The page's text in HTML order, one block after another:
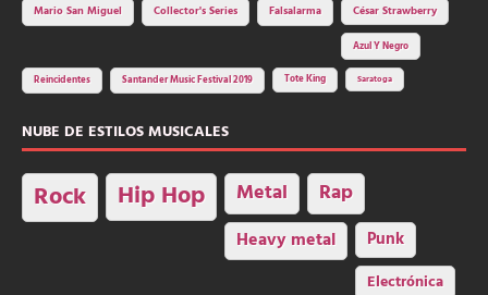
Mario San Miguel
Collector's Series Falsalarma César Strawberry
Azul Y Negro
Reincidentes Santander Music Festival 2019 Tote King Saratoga
NUBE DE ESTILOS MUSICALES
Rock Hip Hop Metal Rap
Heavy metal Punk
Electrónica